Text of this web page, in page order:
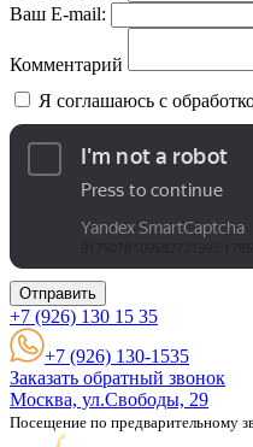
Ваш E-mail:
Комментарий
Я соглашаюсь с
Отправить
+7 (926) 130 15 35
+7 (926) 130-1535
Заказать обратный звонок
Москва, ул.Свободы, 29
Посещение по предварительному